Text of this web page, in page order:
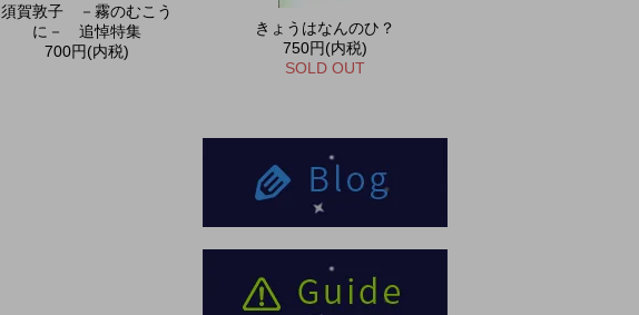
須賀敦子 －霧のむこう
に－ 追悼特集
700円(内税)
きょうはなんのひ？
750円(内税)
SOLD OUT